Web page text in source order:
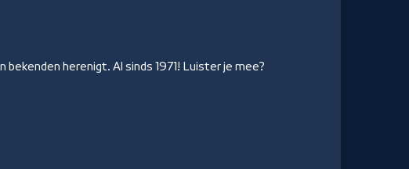
herenigt. Al sinds 1971! Luister je mee?